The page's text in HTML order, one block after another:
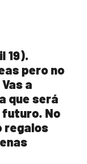
19).
pero no
a
que será
No
regalos